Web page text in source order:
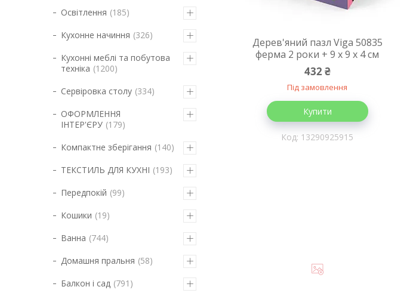
Дерев'яний пазл Viga 50835
ферма 2 роки + 9 х 9 х 4 см
432 ₴
Під замовлення
Купити
13290925915
Освітлення 185
Кухонне начиння 326
Кухонні меблі та побутова
техніка 1200
Сервіровка столу 334
ОФОРМЛЕННЯ
ІНТЕР'ЄРУ 179
Компактне зберігання 140
ТЕКСТИЛЬ ДЛЯ КУХНІ 193
Передпокій 99
Кошики 19
Ванна 744
Домашня пральня 58
Балкон і сад 791